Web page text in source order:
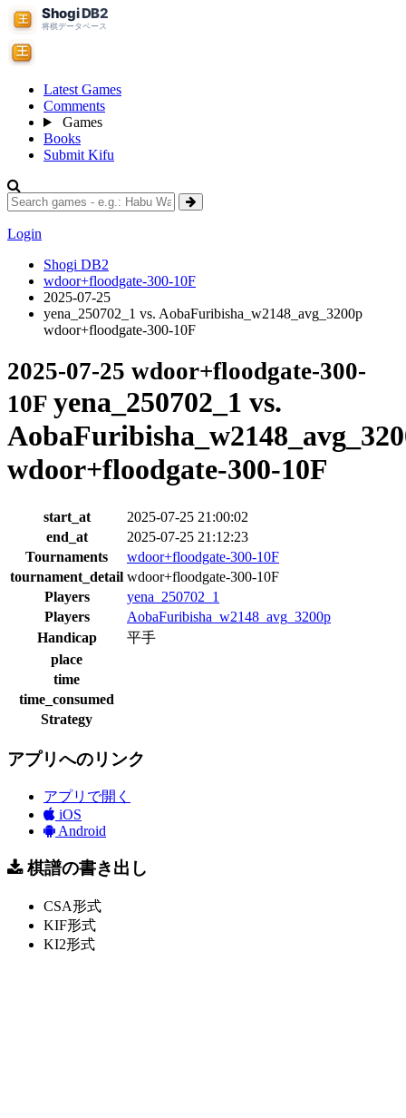
Latest Games
Comments
Games
Books
Submit Kifu
Login
Shogi DB2
wdoor+floodgate-300-10F
2025-07-25
yena_250702_1 vs. AobaFuribisha_w2148_avg_3200p
wdoor+floodgate-300-10F
2025-07-25 wdoor+floodgate-300-
10F yena_250702_1 vs.
wdoor+floodgate-300-10F
start_at
2025-07-25 21:00:02
end_at
2025-07-25 21:12:23
Tournaments
wdoor+floodgate-300-10F
tournament_detail wdoor+floodgate-300-10F
Players
yena_250702_1
Players
AobaFuribisha_w2148_avg_3200p
Handicap
平手
place
time
time_consumed
Strategy
アプリへのリンク
アプリで開く
iOS
Android
棋譜の書き出し
CSA形式
KIF形式
KI2形式